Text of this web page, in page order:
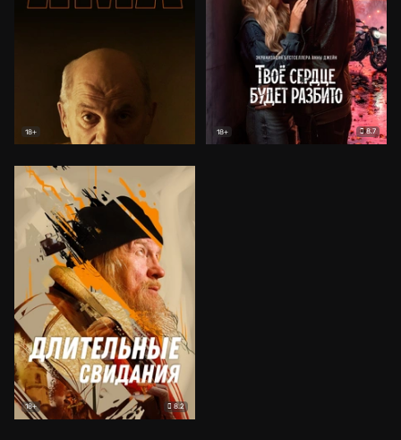
18+ 18+ 8.7
18+ 8.2